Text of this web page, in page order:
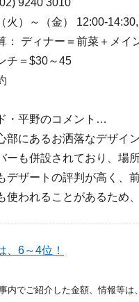
9240 3010
火）～（金） 12:00-
： ディナー＝前菜＋メイ
チ＝$30～45
・平野のコメント…
部にあるお洒落なデザイ
ーも併設されており、場
デザートの評判が高く、
使われることがあるため
、6～4位！
内でご紹介した金額、情報等は